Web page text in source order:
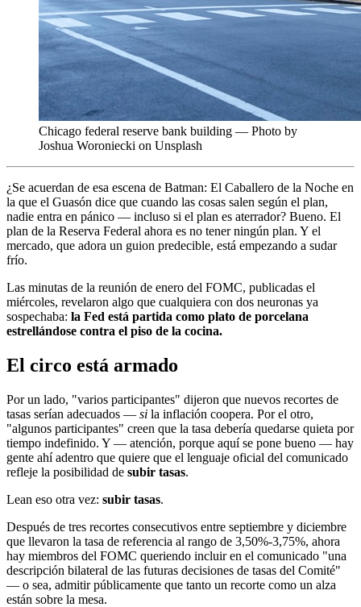
Chicago federal reserve bank building — Photo by
Joshua Woroniecki on Unsplash
¿Se acuerdan de esa escena de Batman: El Caballero de la Noche en
la que el Guasón dice que cuando las cosas salen según el plan,
nadie entra en pánico — incluso si el plan es aterrador? Bueno. El
plan de la Reserva Federal ahora es no tener ningún plan. Y el
mercado, que adora un guion predecible, está empezando a sudar
frío.
Las minutas de la reunión de enero del FOMC, publicadas el
miércoles, revelaron algo que cualquiera con dos neuronas ya
sospechaba: la Fed está partida como plato de porcelana
estrellándose contra el piso de la cocina.
El circo está armado
Por un lado, "varios participantes" dijeron que nuevos recortes de
tasas serían adecuados — si la inflación coopera. Por el otro,
"algunos participantes" creen que la tasa debería quedarse quieta por
tiempo indefinido. Y — atención, porque aquí se pone bueno — hay
gente ahí adentro que quiere que el lenguaje oficial del comunicado
refleje la posibilidad de subir tasas.
Lean eso otra vez: subir tasas.
Después de tres recortes consecutivos entre septiembre y diciembre
que llevaron la tasa de referencia al rango de 3,50%-3,75%, ahora
hay miembros del FOMC queriendo incluir en el comunicado "una
descripción bilateral de las futuras decisiones de tasas del Comité"
— o sea, admitir públicamente que tanto un recorte como un alza
están sobre la mesa.